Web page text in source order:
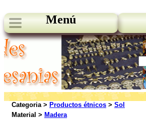
Menú
Categoria > Productos étnicos > Sol
Material > Madera